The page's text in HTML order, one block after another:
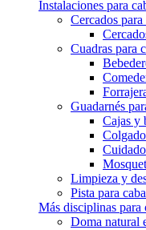
Instalaciones para
Cercados
Cuadras para
Guadarnés
Cajas y
Limpieza y
Pista para
Más disciplinas para
Doma natural